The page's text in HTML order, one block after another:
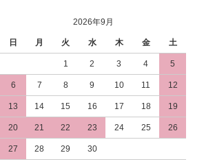
2026年9月
日 月 火 水 木 金 土
1 2 3 4 5
6 7 8 9 10 11 12
13 14 15 16 17 18 19
20 21 22 23 24 25 26
27 28 29 30